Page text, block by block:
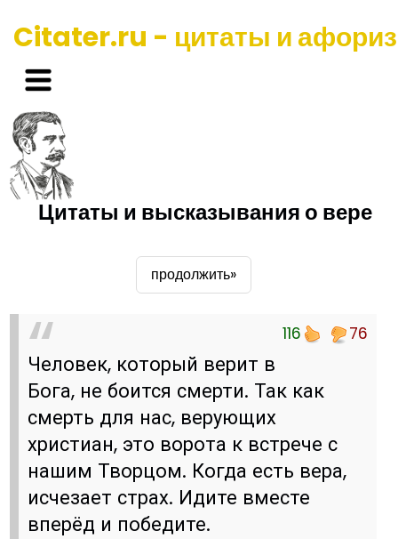
Citater.ru - цитаты и
Цитаты и высказывания о вере
продолжить»
116 76
Человек, который верит в
Бога, не боится смерти. Так как
смерть для нас, верующих
христиан, это ворота к встрече с
нашим Творцом. Когда есть вера,
исчезает страх. Идите вместе
вперёд и победите.